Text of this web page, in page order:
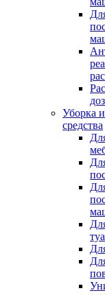
Уборка
средства